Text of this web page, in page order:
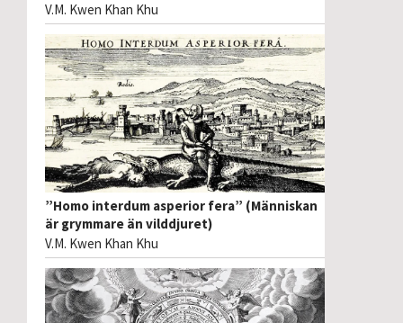
V.M. Kwen Khan Khu
”Homo interdum asperior fera” (Människan
är grymmare än vilddjuret)
V.M. Kwen Khan Khu